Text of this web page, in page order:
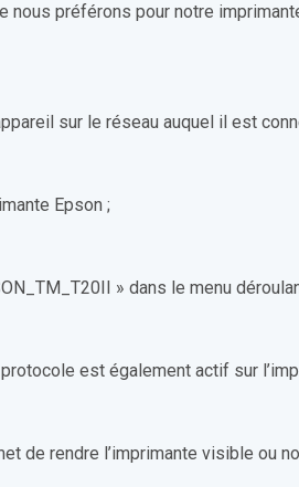
nous préférons pour notre
sur le réseau auquel il est
Epson ;
» dans le menu
est également actif sur
de rendre l’imprimante visible ou